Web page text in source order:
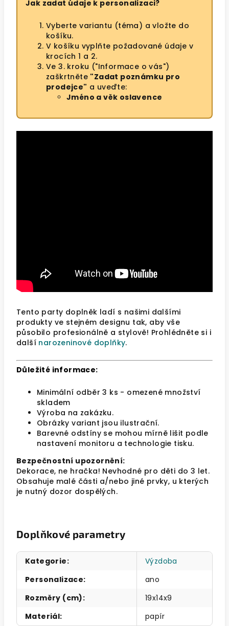
Jak zadat údaje k personalizaci?
Vyberte variantu (téma) a vložte do
košíku.
V košíku vyplňte požadované údaje v
krocích 1 a 2.
Ve 3. kroku ("Informace o vás")
zaškrtněte "Zadat poznámku pro
prodejce" a uveďte:
Jméno a věk oslavence
Tento party doplněk ladí s našimi dalšími
produkty ve stejném designu tak, aby vše
působilo profesionálně a stylově! Prohlédněte si i
další narozeninové doplňky.
Důležité informace:
Minimální odběr 3 ks - omezené množství
skladem
Výroba na zakázku.
Obrázky variant jsou ilustrační.
Barevné odstíny se mohou mírně lišit podle
nastavení monitoru a technologie tisku.
Bezpečnostní upozornění:
Dekorace, ne hračka! Nevhodné pro děti do 3 let.
Obsahuje malé části a/nebo jiné prvky, u kterých
je nutný dozor dospělých.
Doplňkové parametry
Kategorie:
Výzdoba
Personalizace:
ano
Rozměry (cm):
19x14x9
Materiál: papír